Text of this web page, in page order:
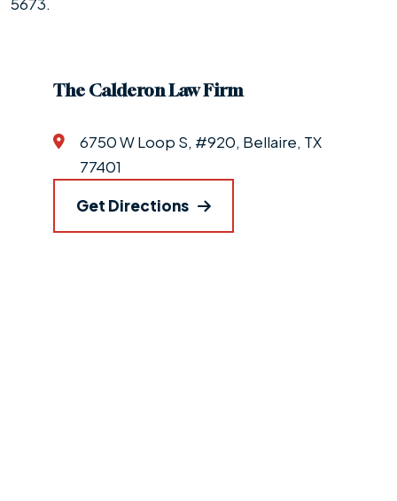
The Calderon Law Firm
6750 W Loop S, #920, Bellaire, TX
77401
Get Directions